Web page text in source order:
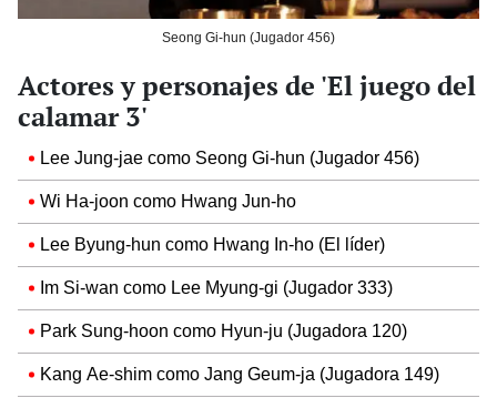
Seong Gi-hun (Jugador 456)
Actores y personajes de 'El juego del
calamar 3'
Lee Jung-jae como Seong Gi-hun (Jugador 456)
Wi Ha-joon como Hwang Jun-ho
Lee Byung-hun como Hwang In-ho (El líder)
Im Si-wan como Lee Myung-gi (Jugador 333)
Park Sung-hoon como Hyun-ju (Jugadora 120)
Kang Ae-shim como Jang Geum-ja (Jugadora 149)